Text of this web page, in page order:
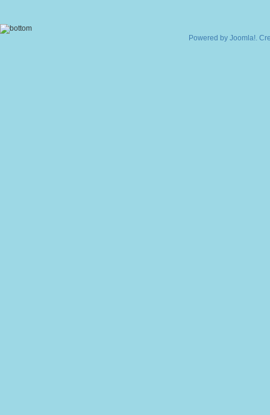
Powered by Joomla!.